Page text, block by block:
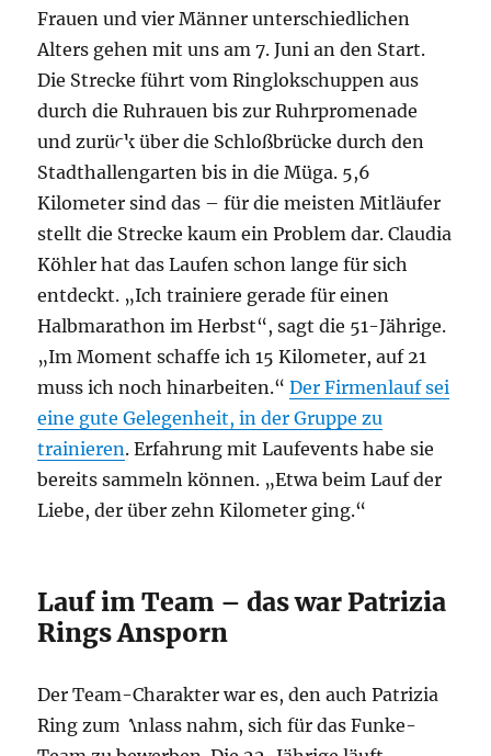
Frauen und vier Männer unterschiedlichen
Alters gehen mit uns am 7. Juni an den Start.
Die Strecke führt vom Ringlokschuppen aus
durch die Ruhrauen bis zur Ruhrpromenade
und zurück über die Schloßbrücke durch den
Stadthallengarten bis in die Müga. 5,6
Kilometer sind das – für die meisten Mitläufer
stellt die Strecke kaum ein Problem dar. Claudia
Köhler hat das Laufen schon lange für sich
entdeckt. „Ich trainiere gerade für einen
Halbmarathon im Herbst“, sagt die 51-Jährige.
„Im Moment schaffe ich 15 Kilometer, auf 21
muss ich noch hinarbeiten.“Der Firmenlauf sei
eine gute Gelegenheit, in der Gruppe zu
trainieren. Erfahrung mit Lauf­events habe sie
bereits sammeln können. „Etwa beim Lauf der
Liebe, der über zehn Kilometer ging.“
Lauf im Team – das war Patrizia
Rings Ansporn
Der Team-Charakter war es, den auch Patrizia
Ring zum Anlass nahm, sich für das Funke-